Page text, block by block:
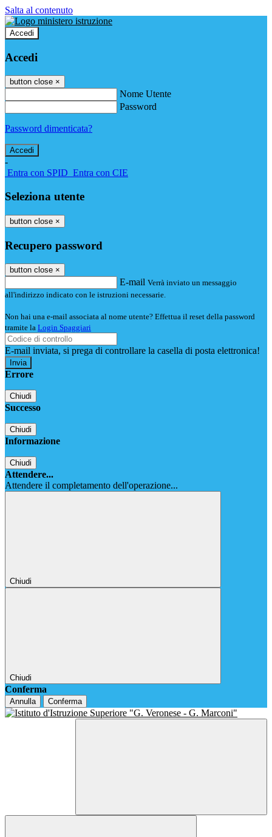
Salta al contenuto
Accedi
Accedi
button close ×
Nome Utente
Password
Password dimenticata?
-
Entra con SPID Entra con CIE
Seleziona utente
button close ×
Recupero password
button close ×
E-mail Verrà inviato un messaggio
all'indirizzo indicato con le istruzioni necessarie.
Non hai una e-mail associata al nome utente? Effettua il reset della password
tramite la Login Spaggiari
E-mail inviata, si prega di controllare la casella di posta elettronica!
Errore
Chiudi
Successo
Chiudi
Informazione
Chiudi
Attendere...
Attendere il completamento dell'operazione...
Chiudi
Chiudi
Conferma
Annulla Conferma